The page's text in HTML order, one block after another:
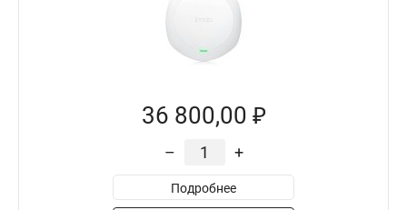
36 800,00 ₽
– +
Подробнее